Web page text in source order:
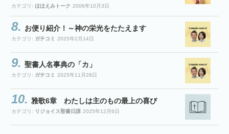
カテゴリ: ほほえみトーク 2006年10月3日
お便り紹介！～神の栄光をたたえます
カテゴリ: ガチコミ 2025年2月14日
聖書人名事典の「カ」
カテゴリ: ガチコミ 2025年11月28日
雅歌6章 わたしは主のもの最上の喜び
カテゴリ: リジョイス聖書日課 2025年12月6日